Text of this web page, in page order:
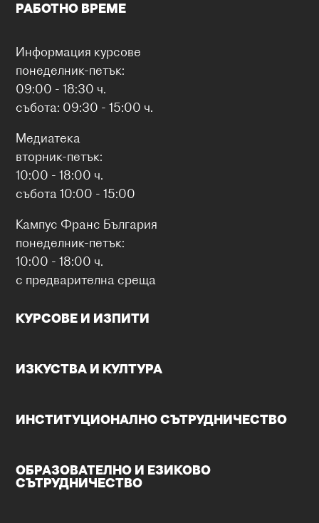
РАБОТНО ВРЕМЕ
Информация курсове
понеделник-петък:
09:00 - 18:30 ч.
събота: 09:30 - 15:00 ч.
Медиатека
вторник-петък:
10:00 - 18:00 ч.
събота 10:00 - 15:00
Кампус Франс България
понеделник-петък:
10:00 - 18:00 ч.
с предварителна среща
КУРСОВЕ И ИЗПИТИ
ИЗКУСТВА И КУЛТУРА
ИНСТИТУЦИОНАЛНО СЪТРУДНИЧЕСТВО
ОБРАЗОВАТЕЛНО И ЕЗИКОВО
СЪТРУДНИЧЕСТВО